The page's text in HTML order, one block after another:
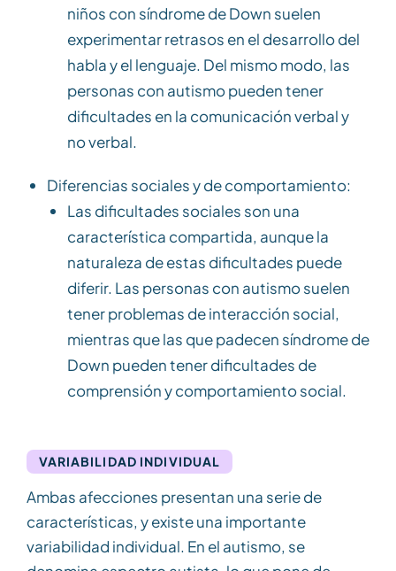
niños con síndrome de Down suelen
experimentar retrasos en el desarrollo del
habla y el lenguaje. Del mismo modo, las
personas con autismo pueden tener
dificultades en la comunicación verbal y
no verbal.
Diferencias sociales y de comportamiento:
Las dificultades sociales son una
característica compartida, aunque la
naturaleza de estas dificultades puede
diferir. Las personas con autismo suelen
tener problemas de interacción social,
mientras que las que padecen síndrome de
Down pueden tener dificultades de
comprensión y comportamiento social.
VARIABILIDAD INDIVIDUAL
Ambas afecciones presentan una serie de
características, y existe una importante
variabilidad individual. En el autismo, se